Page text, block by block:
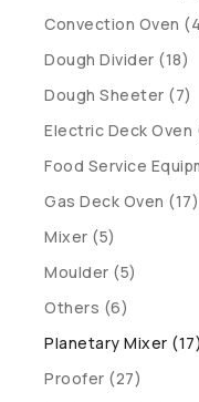
Convection Oven
Dough Divider (18)
Dough Sheeter (7)
Electric Deck Oven
Food Service
Gas Deck Oven (17)
Mixer (5)
Moulder (5)
Others (6)
Planetary Mixer (17)
Proofer (27)